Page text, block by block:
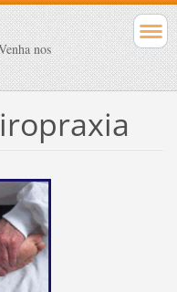
nos